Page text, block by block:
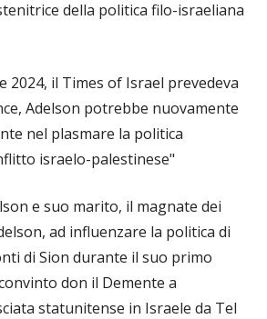
della politica filo-israeliana
2024, il Times of Israel prevedeva
Adelson potrebbe nuovamente
nel plasmare la politica
israelo-palestinese"
e suo marito, il magnate dei
ad influenzare la politica di
di Sion durante il suo primo
don il Demente a
statunitense in Israele da Tel